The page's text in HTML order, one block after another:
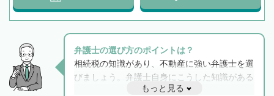
弁護士の選び方のポイントは？
相続税の知識があり、不動産に強い弁護士を選
びましょう。弁護士自身にこうした知識がある
と他士業との連携もスムーズに進み、トラブル
もっと見る